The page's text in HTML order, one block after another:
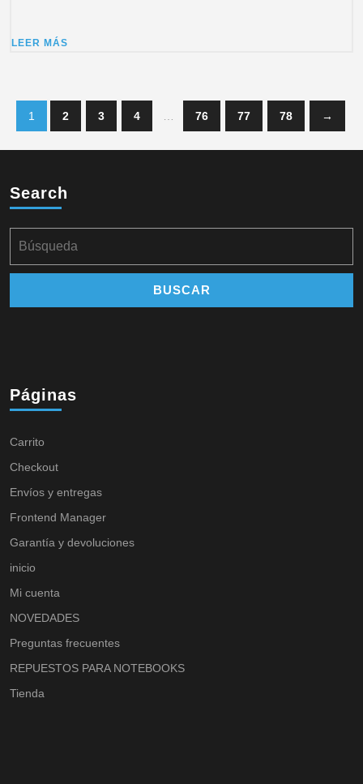
LEER MÁS
1 2 3 4 76 77 78 →
Search
Páginas
Carrito
Checkout
Envíos y entregas
Frontend Manager
Garantía y devoluciones
inicio
Mi cuenta
NOVEDADES
Preguntas frecuentes
REPUESTOS PARA NOTEBOOKS
Tienda